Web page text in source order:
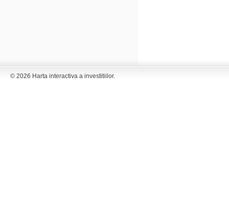
© 2026 Harta interactiva a investitiilor.